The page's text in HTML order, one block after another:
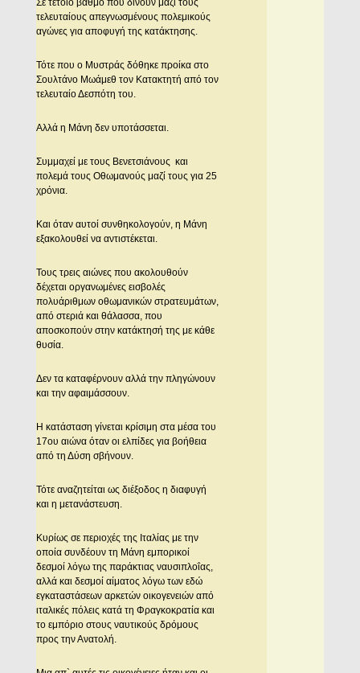
Σε τέτοιο βαθμό που δίνουν μαζί τους
τελευταίους απεγνωσμένους πολεμικούς
αγώνες για αποφυγή της κατάκτησης.
Τότε που ο Μυστράς δόθηκε προίκα στο
Σουλτάνο Μωάμεθ τον Κατακτητή από τον
τελευταίο Δεσπότη του.
Αλλά η Μάνη δεν υποτάσσεται.
Συμμαχεί με τους Βενετσιάνους και
πολεμά τους Οθωμανούς μαζί τους για 25
χρόνια.
Και όταν αυτοί συνθηκολογούν, η Μάνη
εξακολουθεί να αντιστέκεται.
Τους τρεις αιώνες που ακολουθούν
δέχεται οργανωμένες εισβολές
πολυάριθμων οθωμανικών στρατευμάτων,
από στεριά και θάλασσα, που
αποσκοπούν στην κατάκτησή της με κάθε
θυσία.
Δεν τα καταφέρνουν αλλά την πληγώνουν
και την αφαιμάσσουν.
Η κατάσταση γίνεται κρίσιμη στα μέσα του
17ου αιώνα όταν οι ελπίδες για βοήθεια
από τη Δύση σβήνουν.
Τότε αναζητείται ως διέξοδος η διαφυγή
και η μετανάστευση.
Κυρίως σε περιοχές της Ιταλίας με την
οποία συνδέουν τη Μάνη εμπορικοί
δεσμοί λόγω της παράκτιας ναυσιπλοΐας,
αλλά και δεσμοί αίματος λόγω των εδώ
εγκαταστάσεων αρκετών οικογενειών από
ιταλικές πόλεις κατά τη Φραγκοκρατία και
το εμπόριο στους ναυτικούς δρόμους
προς την Ανατολή.